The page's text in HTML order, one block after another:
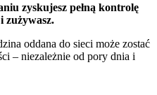
zyskujesz pełną kontrolę
zużywasz.
oddana do sieci może zostać
– niezależnie od pory dnia i